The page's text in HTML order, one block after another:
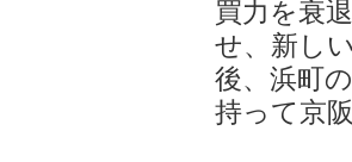
買力を衰
せ、新し
後、浜町
持って京